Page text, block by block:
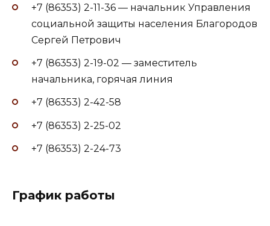
+7 (86353) 2-11-36 — начальник Управления
социальной защиты населения Благородов
Сергей Петрович
+7 (86353) 2-19-02 — заместитель
начальника, горячая линия
+7 (86353) 2-42-58
+7 (86353) 2-25-02
+7 (86353) 2-24-73
График работы